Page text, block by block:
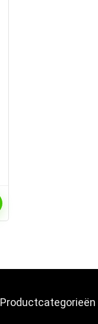
Productcategorieën